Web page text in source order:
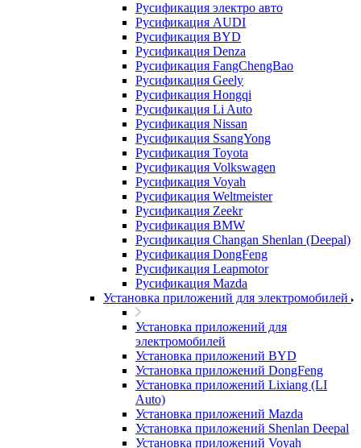
Русификация электро авто
Русификация AUDI
Русификация BYD
Русификация Denza
Русификация FangChengBao
Русификация Geely
Русификация Hongqi
Русификация Li Auto
Русификация Nissan
Русификация SsangYong
Русификация Toyota
Русификация Volkswagen
Русификация Voyah
Русификация Weltmeister
Русификация Zeekr
Русификация BMW
Русификация Changan Shenlan (Deepal)
Русификация DongFeng
Русификация Leapmotor
Русификация Mazda
Установка приложений для электромобилей
Установка приложений для
электромобилей
Установка приложений BYD
Установка приложений DongFeng
Установка приложений Lixiang (LI
Auto)
Установка приложений Mazda
Установка приложений Shenlan Deepal
Установка приложений Voyah